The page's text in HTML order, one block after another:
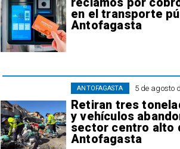
en el transporte
Antofagasta
5 de agosto
Retiran tres
y vehículos
sector centro alto
Antofagasta
ANTOFAGASTA